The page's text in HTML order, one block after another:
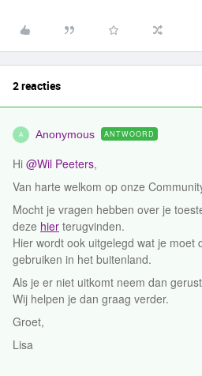
2 reacties
A Anonymous ANTWOORD
Hi @Wil Peeters,
Van harte welkom op onze
Mocht je vragen hebben over je
deze hier terugvinden.
Hier wordt ook uitgelegd wat je moet
gebruiken in het buitenland.
Als je er niet uitkomt neem dan
Wij helpen je dan graag verder.
Groet,
Lisa